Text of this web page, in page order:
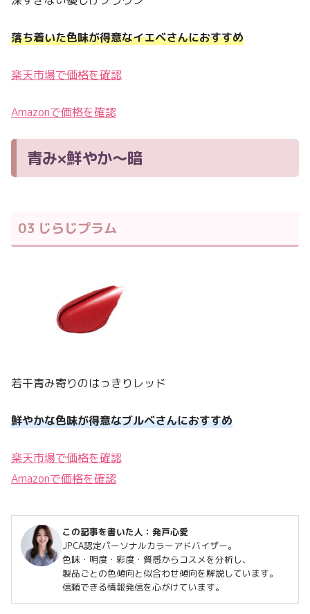
落ち着いた色味が得意なイエベさんにおすすめ
楽天市場で価格を確認
Amazonで価格を確認
青み×鮮やか〜暗
03 じらじプラム
若干青み寄りのはっきりレッド
鮮やかな色味が得意なブルベさんにおすすめ
楽天市場で価格を確認
Amazonで価格を確認
この記事を書いた人： 発戸心愛
JPCA認定パーソナルカラーアドバイザー。
色味・明度・彩度・質感からコスメを分析し、
製品ごとの色傾向と似合わせ傾向を解説しています。
信頼できる情報発信を心がけています。